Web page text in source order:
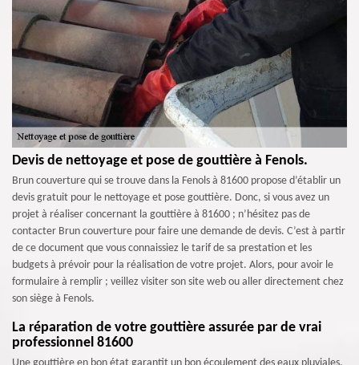
Devis de nettoyage et pose de gouttière à Fenols.
Brun couverture qui se trouve dans la Fenols à 81600 propose d’établir un
devis gratuit pour le nettoyage et pose gouttière. Donc, si vous avez un
projet à réaliser concernant la gouttière à 81600 ; n’hésitez pas de
contacter Brun couverture pour faire une demande de devis. C’est à partir
de ce document que vous connaissiez le tarif de sa prestation et les
budgets à prévoir pour la réalisation de votre projet. Alors, pour avoir le
formulaire à remplir ; veillez visiter son site web ou aller directement chez
son siège à Fenols.
La réparation de votre gouttière assurée par de vrai
professionnel 81600
Une gouttière en bon état garantit un bon écoulement des eaux pluviales,